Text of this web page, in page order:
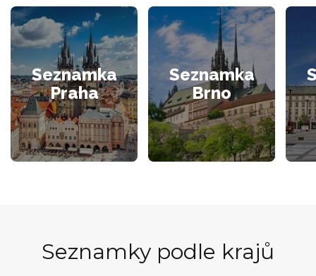
Seznamka
Praha
Seznamka
Brno
Seznamky podle krajů